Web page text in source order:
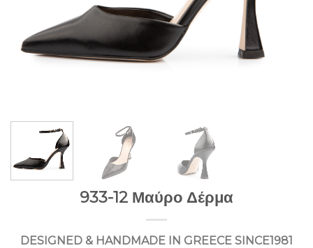
933-12 Μαύρο Δέρμα
DESIGNED & HANDMADE IN GREECE SINCE1981